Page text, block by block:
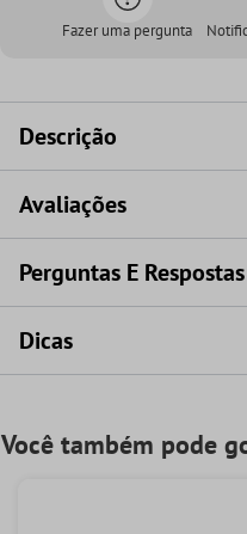
Fazer uma pergunta
Descrição
Avaliações
Perguntas E Respostas
Dicas
Você também pode